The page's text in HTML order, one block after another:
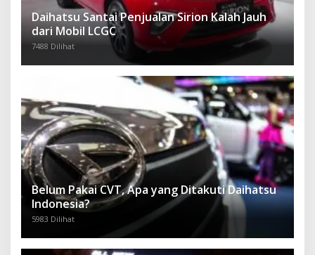
Daihatsu Santai Penjualan Sirion Kalah Jauh
dari Mobil LCGC
7488 Dilihat
Belum Pakai CVT, Apa yang Ditakuti Daihatsu
Indonesia?
5983 Dilihat